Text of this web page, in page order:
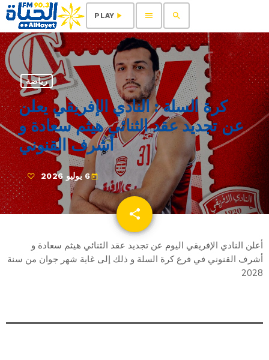
search
menu
play_arrow
PLAY
رياضة
كرة السلة : النادي الإفريقي يعلن
عن تجديد عقد الثنائي هيثم سعادة و
أشرف القنوني
today6 يوليو 2026
share
email
أعلن النادي الإفريقي اليوم عن تجديد عقد الثنائي هيثم سعادة و
أشرف القنوني في فرع كرة السلة و ذلك إلى غاية شهر جوان من سنة
2028